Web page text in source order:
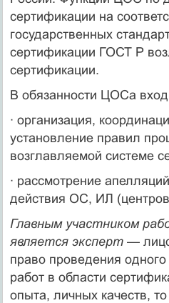
сертификации на
государственных
сертификации ГОСТ Р
сертификации.
В обязанности ЦОСа
· организация,
установление правил
возглавляемой системе
· рассмотрение
действия ОС, ИЛ
Главным участником
является эксперт —
право проведения
работ в области
опыта, личных качеств,